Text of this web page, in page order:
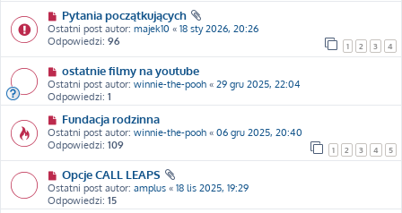
Pytania początkujących
Ostatni post autor: majek10 « 18 sty 2026, 20:26
Odpowiedzi: 96 1 2 3 4
ostatnie filmy na youtube
Ostatni post autor: winnie-the-pooh « 29 gru 2025, 22:04
Odpowiedzi: 1
Fundacja rodzinna
Ostatni post autor: winnie-the-pooh « 06 gru 2025, 20:40
Odpowiedzi: 109 1 2 3 4 5
Opcje CALL LEAPS
Ostatni post autor: amplus « 18 lis 2025, 19:29
Odpowiedzi: 15